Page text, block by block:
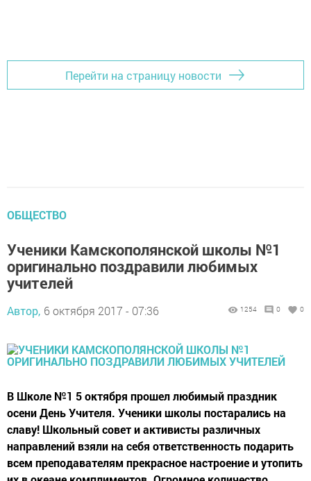
Перейти на страницу новости
ОБЩЕСТВО
Ученики Камскополянской школы №1
оригинально поздравили любимых
учителей
Автор, 6 октября 2017 - 07:36 1254 0 0
В Школе №1 5 октября прошел любимый праздник
осени День Учителя. Ученики школы постарались на
славу! Школьный совет и активисты различных
направлений взяли на себя ответственность подарить
всем преподавателям прекрасное настроение и утопить